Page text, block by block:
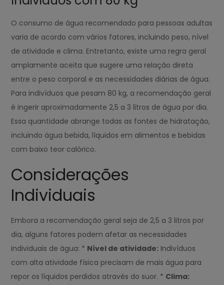
O consumo de água recomendado para pessoas adultas
varia de acordo com vários fatores, incluindo peso, nível
de atividade e clima. Entretanto, existe uma regra geral
amplamente aceita que sugere uma relação direta
entre o peso corporal e as necessidades diárias de água.
Para indivíduos que pesam 80 kg, a recomendação geral
é ingerir aproximadamente 2,5 a 3 litros de água por dia.
Essa quantidade abrange todas as fontes de hidratação,
incluindo água bebida, líquidos em alimentos e bebidas
com baixo teor calórico.
Considerações
Individuais
Embora a recomendação geral seja de 2,5 a 3 litros por
dia, alguns fatores podem afetar as necessidades
individuais de água: * Nível de atividade: Indivíduos
com alta atividade física precisam de mais água para
repor os líquidos perdidos através do suor. * Clima: